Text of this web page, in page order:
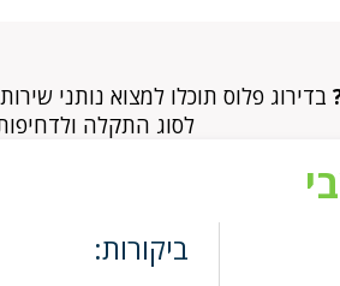
בדירוג פלוס תוכלו למצוא נותני
לסוג התקלה
ביקורות: